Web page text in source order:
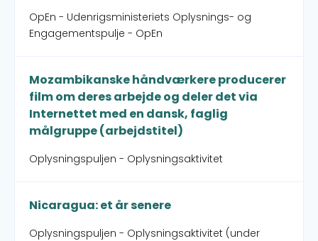
OpEn - Udenrigsministeriets Oplysnings- og
Engagementspulje - OpEn
Mozambikanske håndværkere producerer
film om deres arbejde og deler det via
Internettet med en dansk, faglig
målgruppe (arbejdstitel)
Oplysningspuljen - Oplysningsaktivitet
Nicaragua: et år senere
Oplysningspuljen - Oplysningsaktivitet (under